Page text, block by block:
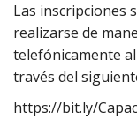
Las inscripciones
realizarse de
telefónicamente
través del
https://bit.ly/